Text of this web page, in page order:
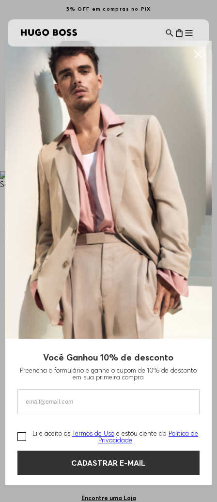
5% OFF em compras no PIX
Você Ganhou 10% de desconto
Preencha o formulário e ganhe o cupom de 10% de desconto
em sua primeira compra
Li e aceito os Termos de Uso e estou ciente da Política de
Privacidade
CADASTRAR E-MAIL
CALÇAS DE TREINO EM MISTURA DE
ALGODÃO COM LOGO SOBREPOSTO
TAMANHO -M - M Informações do Tamanho
Qual o seu Tamanho? Tabela de Tamanhos
ADICIONAR AO CARRINHO
Encontre uma Loja